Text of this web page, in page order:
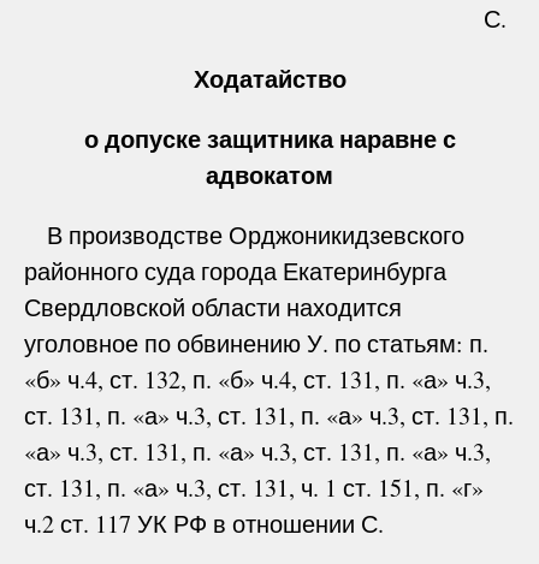
С.
Ходатайство
о допуске защитника наравне с
адвокатом
В производстве Орджоникидзевского
районного суда города Екатеринбурга
Свердловской области находится
уголовное по обвинению У. по статьям: п.
«б» ч.4, ст. 132, п. «б» ч.4, ст. 131, п. «а» ч.3,
ст. 131, п. «а» ч.3, ст. 131, п. «а» ч.3, ст. 131, п.
«а» ч.3, ст. 131, п. «а» ч.3, ст. 131, п. «а» ч.3,
ст. 131, п. «а» ч.3, ст. 131, ч. 1 ст. 151, п. «г»
ч.2 ст. 117 УК РФ в отношении С.